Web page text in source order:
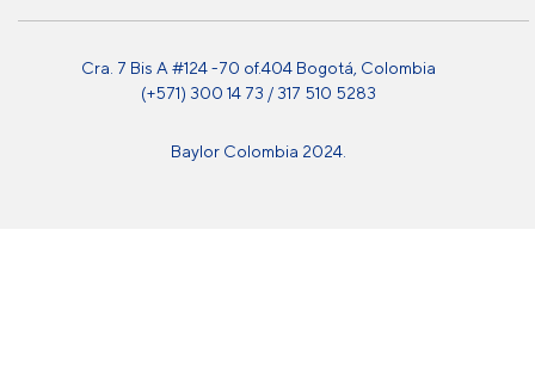
Cra. 7 Bis A #124 -70 of.404 Bogotá, Colombia
(+571) 300 14 73 / 317 510 5283
Baylor Colombia 2024.